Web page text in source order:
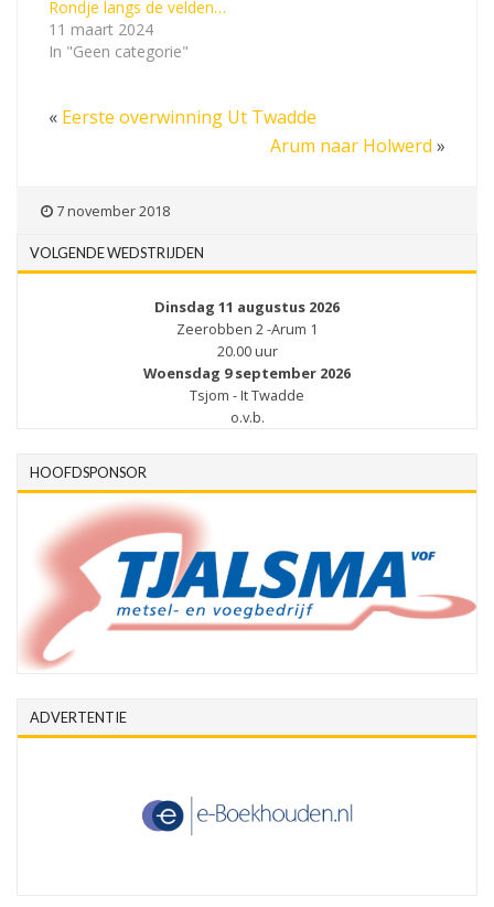
Rondje langs de velden…
11 maart 2024
In "Geen categorie"
« Eerste overwinning Ut Twadde
Arum naar Holwerd »
7 november 2018
VOLGENDE WEDSTRIJDEN
Dinsdag 11 augustus 2026
Zeerobben 2 -Arum 1
20.00 uur
Woensdag 9 september 2026
Tsjom - It Twadde
o.v.b.
HOOFDSPONSOR
ADVERTENTIE